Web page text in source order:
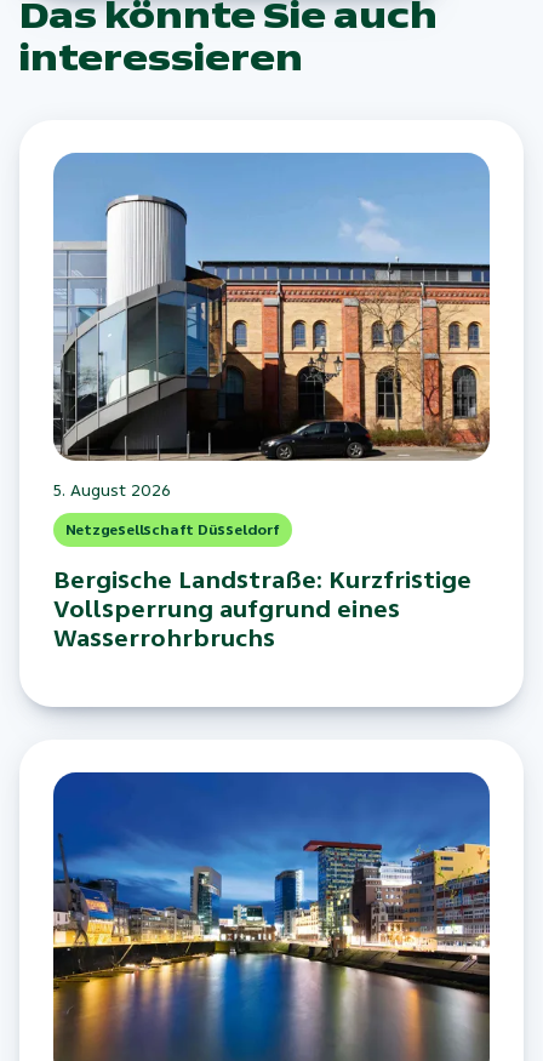
Das könnte Sie auch
interessieren
5. August 2026
Netzgesellschaft Düsseldorf
Bergische Landstraße: Kurzfristige
Vollsperrung aufgrund eines
Wasserrohrbruchs